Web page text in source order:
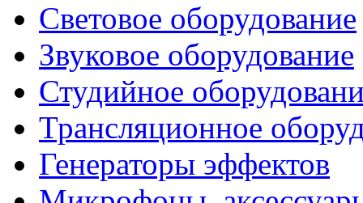
Световое оборудование
Звуковое оборудование
Студийное
Трансляционное
Генераторы эффектов